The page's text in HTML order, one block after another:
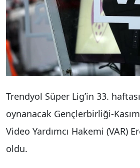
Trendyol Süper Lig’in 33.
oynanacak Gençlerbirliği-
Video Yardımcı Hakemi (VAR)
oldu.